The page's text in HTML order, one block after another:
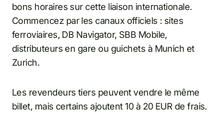
bons horaires sur cette liaison internationale.
Commencez par les canaux officiels : sites
ferroviaires, DB Navigator, SBB Mobile,
distributeurs en gare ou guichets à Munich et
Zurich.
Les revendeurs tiers peuvent vendre le même
billet, mais certains ajoutent 10 à 20 EUR de frais.